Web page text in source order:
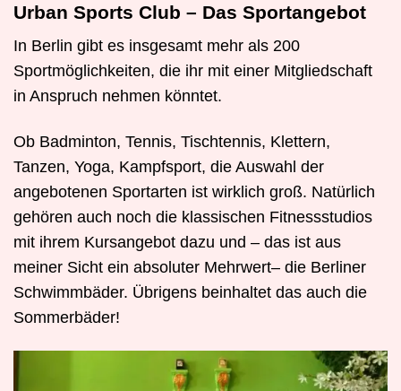
Urban Sports Club – Das Sportangebot
In Berlin gibt es insgesamt mehr als 200
Sportmöglichkeiten, die ihr mit einer Mitgliedschaft
in Anspruch nehmen könntet.
Ob Badminton, Tennis, Tischtennis, Klettern,
Tanzen, Yoga, Kampfsport, die Auswahl der
angebotenen Sportarten ist wirklich groß. Natürlich
gehören auch noch die klassischen Fitnessstudios
mit ihrem Kursangebot dazu und – das ist aus
meiner Sicht ein absoluter Mehrwert– die Berliner
Schwimmbäder. Übrigens beinhaltet das auch die
Sommerbäder!